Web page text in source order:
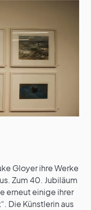
Gloyer ihre Werke
Zum 40. Jubiläum
erneut einige ihrer
Die Künstlerin aus